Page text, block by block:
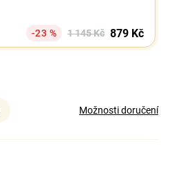
-23 % 1 145 Kč 879 Kč
Možnosti doručení